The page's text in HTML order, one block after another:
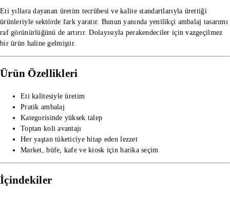
Eti yıllara dayanan üretim tecrübesi ve kalite standartlarıyla ürettiği
ürünleriyle sektörde fark yaratır. Bunun yanında yenilikçi ambalaj tasarımı
raf görünürlüğünü de artırır. Dolayısıyla perakendeciler için vazgeçilmez
bir ürün haline gelmiştir.
Ürün Özellikleri
Eti kalitesiyle üretim
Pratik ambalaj
Kategorisinde yüksek talep
Toptan koli avantajı
Her yaştan tüketiciye hitap eden lezzet
Market, büfe, kafe ve kiosk için harika seçim
İçindekiler